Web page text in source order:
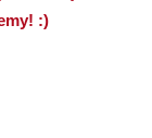
:)